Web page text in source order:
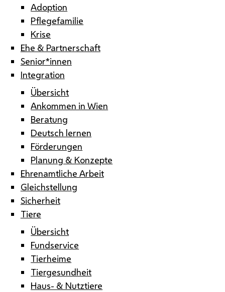
Adoption
Pflegefamilie
Krise
Ehe & Partnerschaft
Senior*innen
Integration
Übersicht
Ankommen in Wien
Beratung
Deutsch lernen
Förderungen
Planung & Konzepte
Ehrenamtliche Arbeit
Gleichstellung
Sicherheit
Tiere
Übersicht
Fundservice
Tierheime
Tiergesundheit
Haus- & Nutztiere